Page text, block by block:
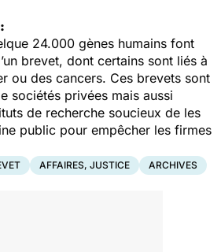
24.000 gènes humains font
brevet, dont certains sont liés à
ou des cancers. Ces brevets sont
sociétés privées mais aussi
de recherche soucieux de les
public pour empêcher les firmes
AFFAIRES, JUSTICE ARCHIVES